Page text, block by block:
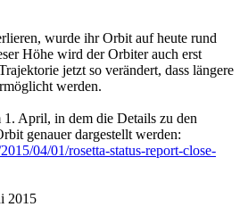
wurde ihr Orbit auf heute rund
Höhe wird der Orbiter auch erst
jetzt so verändert, dass längere
werden.
April, in dem die Details zu den
genauer dargestellt werden:
04/01/rosetta-status-report-close-
2015